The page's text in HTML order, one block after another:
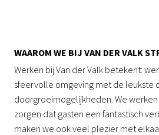
WAAROM WE BIJ VAN DER VALK
Werken bij Van der Valk betekent:
sfeervolle omgeving met de leukste
doorgroeimogelijkheden. We
zorgen dat gasten een fantastisch
maken we ook veel plezier met